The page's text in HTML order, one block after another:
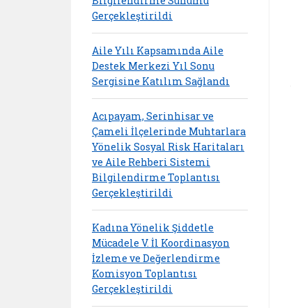
Gerçekleştirildi
Aile Yılı Kapsamında Aile
Destek Merkezi Yıl Sonu
Sergisine Katılım Sağlandı
Acıpayam, Serinhisar ve
Çameli İlçelerinde Muhtarlara
Yönelik Sosyal Risk Haritaları
ve Aile Rehberi Sistemi
Bilgilendirme Toplantısı
Gerçekleştirildi
Kadına Yönelik Şiddetle
Mücadele V. İl Koordinasyon
İzleme ve Değerlendirme
Komisyon Toplantısı
Gerçekleştirildi